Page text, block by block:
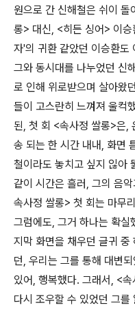
원으로 간 신해철은 쉬이
롱> 대신, <히든 싱어> 이
자'의 귀환 같았던 이승환도
그와 동시대를 나누었던 신
로 인해 위로받으며 살아왔
들이 고스란히 느껴져 울컥
된, 첫 회 <속사정 쌀롱>은,
송 되는 한 시간 내내, 화면
철이라도 놓치고 싶지 읺아
같이 시간은 흘러, 그의 음
속사정 쌀롱> 첫 회는 마무
그럼에도, 그거 하나는 확
지막 화면을 채우던 글귀 중
던, 우리는 그를 통해 대변
있어, 행복했다. 그래서, <
다시 조우할 수 있었던 그를